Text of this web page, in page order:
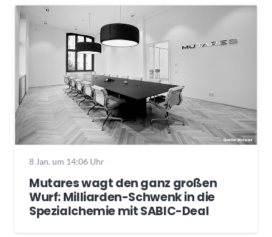
8 Jan. um 14:06 Uhr
Mutares wagt den ganz großen
Wurf: Milliarden-Schwenk in die
Spezialchemie mit SABIC-Deal